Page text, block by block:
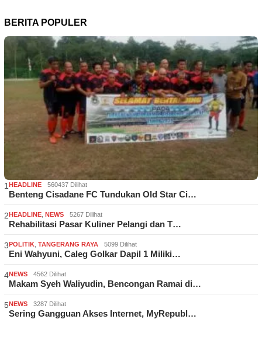
BERITA POPULER
1 HEADLINE 560437 Dilihat
Benteng Cisadane FC Tundukan Old Star Ci…
2HEADLINE NEWS 5267 Dilihat
Rehabilitasi Pasar Kuliner Pelangi dan T…
3POLITIK TANGERANG RAYA 5099 Dilihat
Eni Wahyuni, Caleg Golkar Dapil 1 Miliki…
4NEWS 4562 Dilihat
Makam Syeh Waliyudin, Bencongan Ramai di…
5NEWS 3287 Dilihat
Sering Gangguan Akses Internet, MyRepubl…